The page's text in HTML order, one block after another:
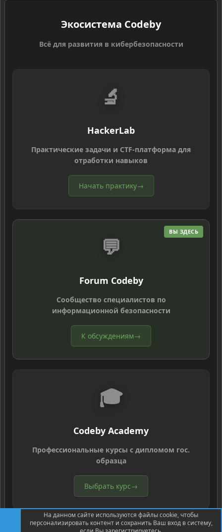
Экосистема Codeby
Всё для развития в кибербезопасности
🔬
HackerLab
Практические задачи и CTF-платформа для
отработки навыков
Начать практику→
ВЫ ЗДЕСЬ
💬
Forum Codeby
Сообщество специалистов по
информационной безопасности
К обсуждениям→
🎓
Codeby Academy
Профессиональные курсы с дипломом гос.
образца
Выбрать курс→
На данном сайте используются файлы cookie, чтобы
персонализировать контент и сохранить Ваш вход в систему,